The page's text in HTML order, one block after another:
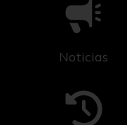
Noticias